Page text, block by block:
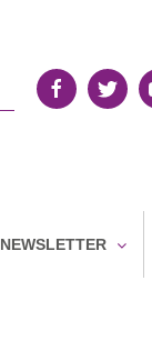
NEWSLETTER